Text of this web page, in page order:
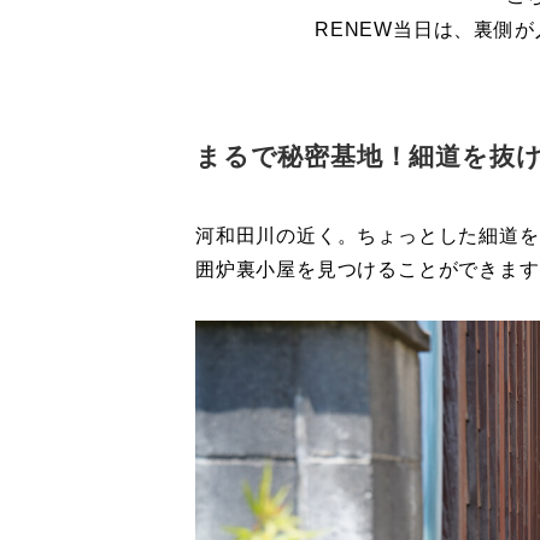
RENEW当日は、裏側
まるで秘密基地！細道を抜
河和田川の近く。ちょっとした細道
囲炉裏小屋を見つけることができま